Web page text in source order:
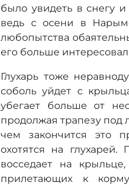
было увидеть в снегу
ведь с осени в
любопытства
его больше
Глухарь тоже
соболь уйдет с
убегает больше от
продолжая трапезу под
чем закончится это
охотятся на
восседает на
прилетающих к